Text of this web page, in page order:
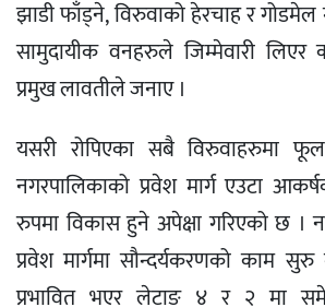
झाडी फाँड्ने, विरुवाको हेरचाह र गोडमेल
सामुदायीक वनहरुले जिम्मेवारी लिएर
प्रमुख लावतीले जनाए ।
यसरी रोपिएका सबै विरुवाहरुमा
नगरपालिकाको प्रवेश मार्ग एउटा
रुपमा विकास हुने अपेक्षा गरिएको छ ।
प्रवेश मार्गमा सौन्दर्यकरणको काम
प्रभावित भएर लेटाङ ४ र २ मा